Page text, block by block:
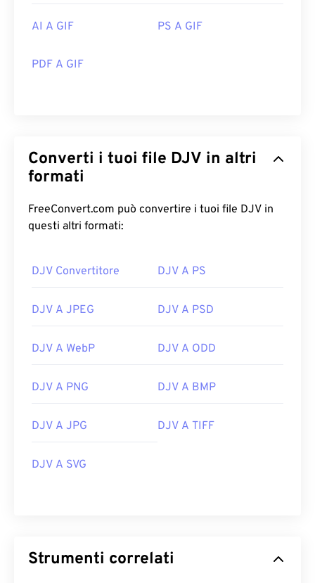
AI A GIF PS A GIF
PDF A GIF
Converti i tuoi file DJV in altri
formati
FreeConvert.com può convertire i tuoi file DJV in
questi altri formati:
DJV Convertitore DJV A PS
DJV A JPEG DJV A PSD
DJV A WebP DJV A ODD
DJV A PNG DJV A BMP
DJV A JPG DJV A TIFF
DJV A SVG
Strumenti correlati